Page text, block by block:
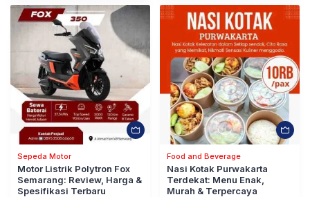
Sepeda Motor
Motor Listrik Polytron Fox
Semarang: Review, Harga &
Spesifikasi Terbaru
Food and Beverage
Nasi Kotak Purwakarta
Terdekat: Menu Enak,
Murah & Terpercaya